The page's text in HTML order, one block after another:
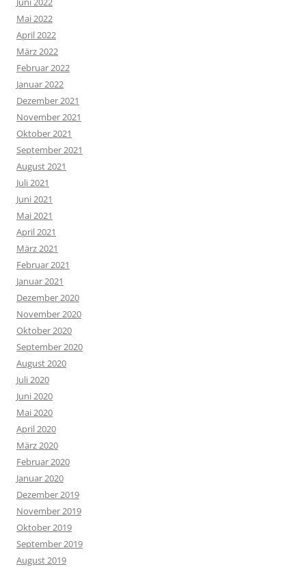
Mai 2022
April 2022
März 2022
Februar 2022
Januar 2022
Dezember 2021
November 2021
Oktober 2021
September 2021
August 2021
Juli 2021
Juni 2021
Mai 2021
April 2021
März 2021
Februar 2021
Januar 2021
Dezember 2020
November 2020
Oktober 2020
September 2020
August 2020
Juli 2020
Juni 2020
Mai 2020
April 2020
März 2020
Februar 2020
Januar 2020
Dezember 2019
November 2019
Oktober 2019
September 2019
August 2019